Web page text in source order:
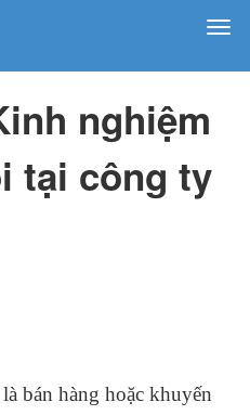
nghiệm
tại công ty
bán hàng hoặc khuyến